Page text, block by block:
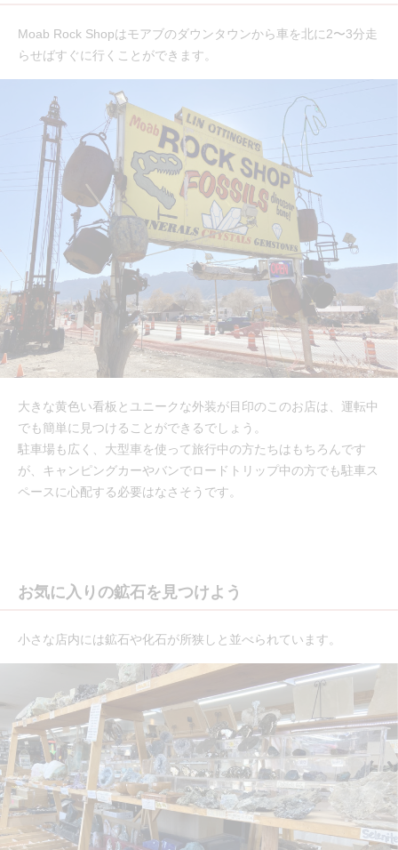
Moab Rock Shopはモアブのダウンタウンから車を北に2〜3分走
らせばすぐに行くことができます。
大きな黄色い看板とユニークな外装が目印のこのお店は、運転中
でも簡単に見つけることができるでしょう。
駐車場も広く、大型車を使って旅行中の方たちはもちろんです
が、キャンピングカーやバンでロードトリップ中の方でも駐車ス
ペースに心配する必要はなさそうです。
お気に入りの鉱石を見つけよう
小さな店内には鉱石や化石が所狭しと並べられています。